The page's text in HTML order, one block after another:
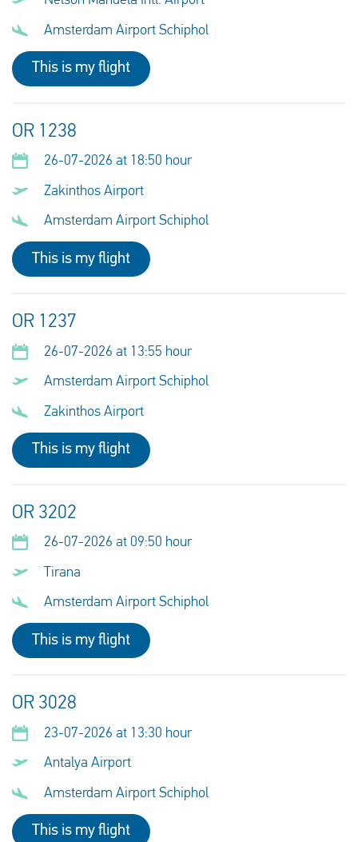
Amsterdam Airport Schiphol
This is my flight
OR 1238
26-07-2026 at 18:50 hour
Zakinthos Airport
Amsterdam Airport Schiphol
This is my flight
OR 1237
26-07-2026 at 13:55 hour
Amsterdam Airport Schiphol
Zakinthos Airport
This is my flight
OR 3202
26-07-2026 at 09:50 hour
Tirana
Amsterdam Airport Schiphol
This is my flight
OR 3028
23-07-2026 at 13:30 hour
Antalya Airport
Amsterdam Airport Schiphol
This is my flight